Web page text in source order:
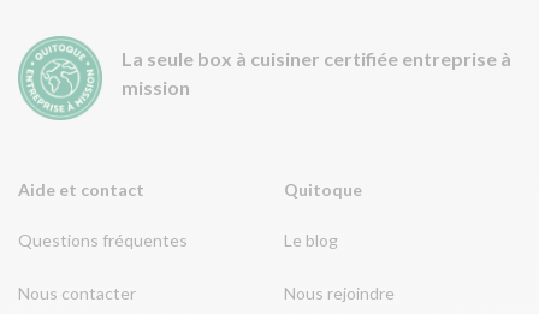
Aide et contact
Questions fréquentes
Nous contacter
Quitoque
Le blog
Nous rejoindre
La seule box à cuisiner certifiée entreprise à
mission